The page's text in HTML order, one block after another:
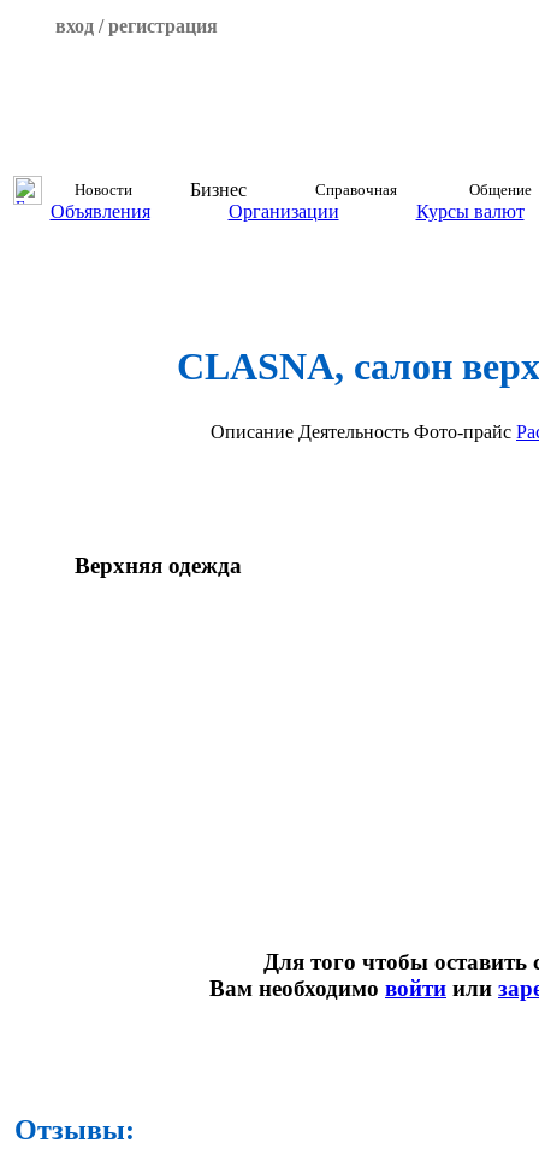
вход / регистрация
Новости Бизнес Справочная Общение
Объявления Организации Курсы валют
CLASNA, салон
Описание Деятельность Фото-прайс
Верхняя одежда
Для того чтобы оставить
Вам необходимо войти или
Отзывы: